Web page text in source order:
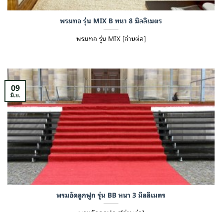
พรมทอ รุ่น MIX B หนา 8 มิลลิเมตร
พรมทอ รุ่น MIX [อ่านต่อ]
พรมอัดลูกฟูก รุ่น BB หนา 3 มิลลิเมตร
09
มิ.ย.